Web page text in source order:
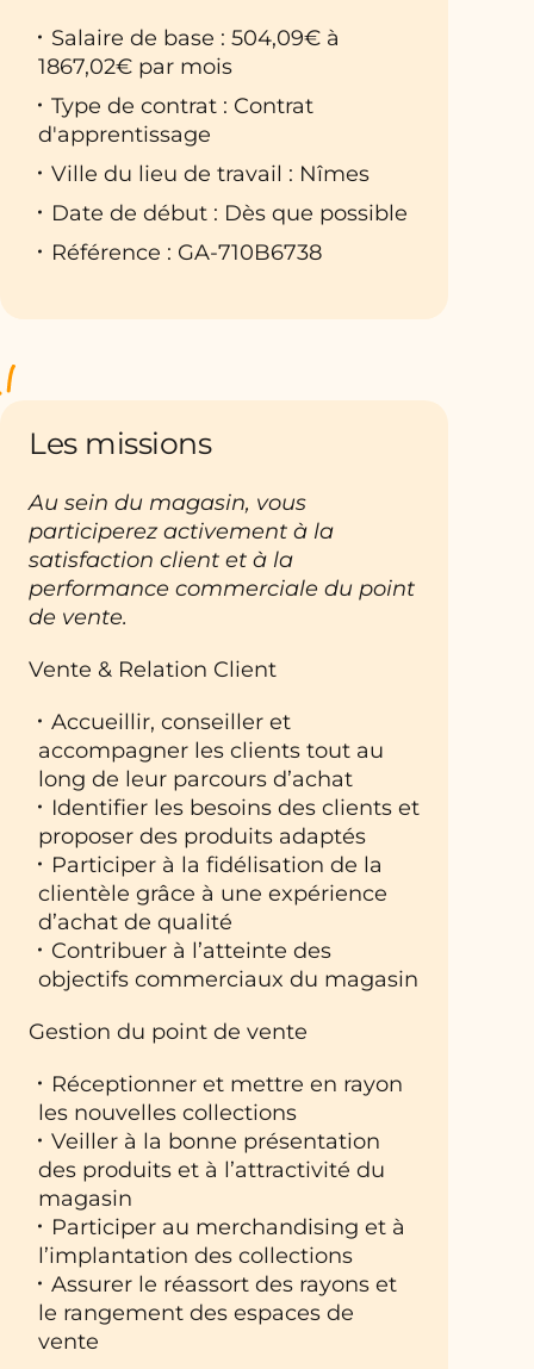
Salaire de base : 504,09€ à
1867,02€ par mois
Type de contrat : Contrat
d'apprentissage
Ville du lieu de travail : Nîmes
Date de début : Dès que possible
Référence : GA-710B6738
Les missions
Au sein du magasin, vous
participerez activement à la
satisfaction client et à la
performance commerciale du point
de vente.
Vente & Relation Client
Accueillir, conseiller et
accompagner les clients tout au
long de leur parcours d’achat
Identifier les besoins des clients et
proposer des produits adaptés
Participer à la fidélisation de la
clientèle grâce à une expérience
d’achat de qualité
Contribuer à l’atteinte des
objectifs commerciaux du magasin
Gestion du point de vente
Réceptionner et mettre en rayon
les nouvelles collections
Veiller à la bonne présentation
des produits et à l’attractivité du
magasin
Participer au merchandising et à
l’implantation des collections
Assurer le réassort des rayons et
le rangement des espaces de
vente